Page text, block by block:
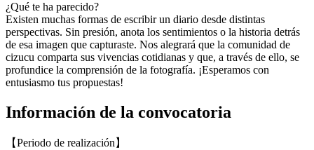
¿Qué te ha parecido?
Existen muchas formas de escribir un diario desde distintas
perspectivas. Sin presión, anota los sentimientos o la historia detrás
de esa imagen que capturaste. Nos alegrará que la comunidad de
cizucu comparta sus vivencias cotidianas y que, a través de ello, se
profundice la comprensión de la fotografía. ¡Esperamos con
entusiasmo tus propuestas!
Información de la convocatoria
【Periodo de realización】